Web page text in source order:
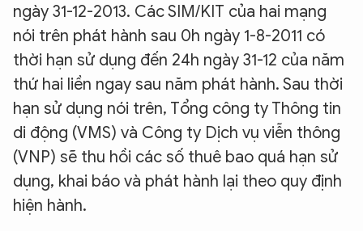
ngày 31-12-2013. Các SIM/KIT của hai mạng
nói trên phát hành sau 0h ngày 1-8-2011 có
thời hạn sử dụng đến 24h ngày 31-12 của năm
thứ hai liền ngay sau năm phát hành. Sau thời
hạn sử dụng nói trên, Tổng công ty Thông tin
di động (VMS) và Công ty Dịch vụ viễn thông
(VNP) sẽ thu hồi các số thuê bao quá hạn sử
dụng, khai báo và phát hành lại theo quy định
hiện hành.